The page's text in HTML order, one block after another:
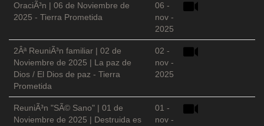
OraciÃ³n | 06 de Noviembre de
2025 - Tierra Prometida
06 -
nov -
2025
2Âª ReuniÃ³n familiar | 02 de
Noviembre de 2025 | La paz de
Dios / El Dios de paz - Tierra
Prometida
02 -
nov -
2025
ReuniÃ³n "SÃ© Sano" | 01 de
Noviembre de 2025 | Destruida es
01 -
nov -